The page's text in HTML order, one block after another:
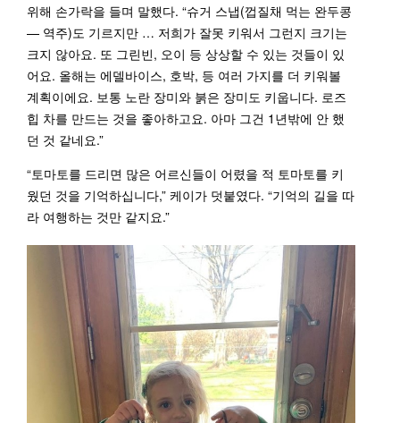
위해 손가락을 들며 말했다. “슈거 스냅(껍질채 먹는 완두콩
— 역주)도 기르지만 … 저희가 잘못 키워서 그런지 크기는
크지 않아요. 또 그린빈, 오이 등 상상할 수 있는 것들이 있
어요. 올해는 에델바이스, 호박, 등 여러 가지를 더 키워볼
계획이에요. 보통 노란 장미와 붉은 장미도 키웁니다. 로즈
힙 차를 만드는 것을 좋아하고요. 아마 그건 1년밖에 안 했
던 것 같네요.”
“토마토를 드리면 많은 어르신들이 어렸을 적 토마토를 키
웠던 것을 기억하십니다,” 케이가 덧붙였다. “기억의 길을 따
라 여행하는 것만 같지요.”